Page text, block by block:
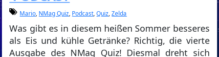
Mario, NMag Quiz, Podcast,Quiz,Zelda
Was gibt es in diesem heißen Sommer besseres
als Eis und kühle Getränke? Richtig, die vierte
Ausgabe des NMag Quiz! Diesmal dreht sich